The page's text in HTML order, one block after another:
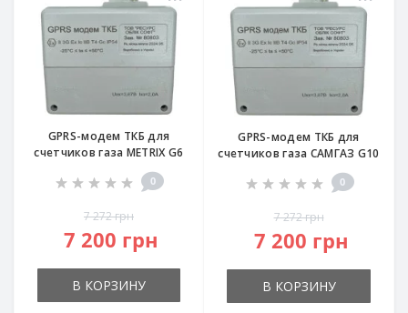
GPRS-модем ТКБ для
счетчиков газа METRIX G6
0
7 272 грн
7 200 грн
В КОРЗИНУ
GPRS-модем ТКБ для
счетчиков газа САМГАЗ G10
0
7 272 грн
7 200 грн
В КОРЗИНУ